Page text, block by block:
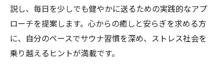
説し、毎日を少しでも健やかに送るための実践的なアプ
ローチを提案します。心からの癒しと安らぎを求める方
に、自分のペースでサウナ習慣を深め、ストレス社会を
乗り越えるヒントが満載です。